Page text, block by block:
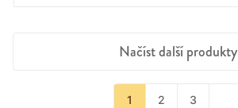
Načíst další produkty
1 2 3